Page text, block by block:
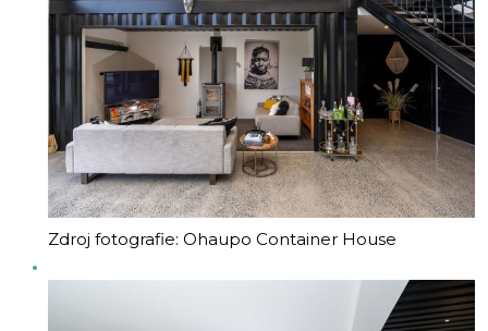
Zdroj fotografie: Ohaupo Container House